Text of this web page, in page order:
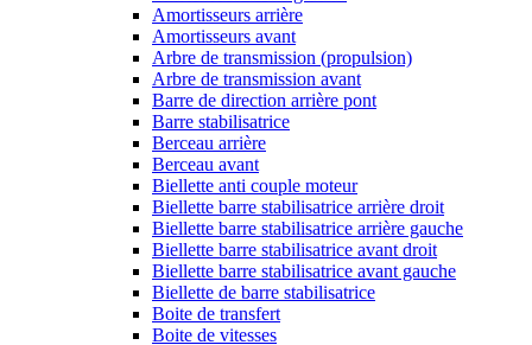
Amortisseurs arrière
Amortisseurs avant
Arbre de transmission (propulsion)
Arbre de transmission avant
Barre de direction arrière pont
Barre stabilisatrice
Berceau arrière
Berceau avant
Biellette anti couple moteur
Biellette barre stabilisatrice arrière droit
Biellette barre stabilisatrice arrière gauche
Biellette barre stabilisatrice avant droit
Biellette barre stabilisatrice avant gauche
Biellette de barre stabilisatrice
Boite de transfert
Boite de vitesses